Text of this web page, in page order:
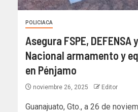
POLICIACA
Asegura FSPE, DEFENSA
Nacional armamento y
en Pénjamo
noviembre 26, 2025 Editor
Guanajuato, Gto., a 26 de